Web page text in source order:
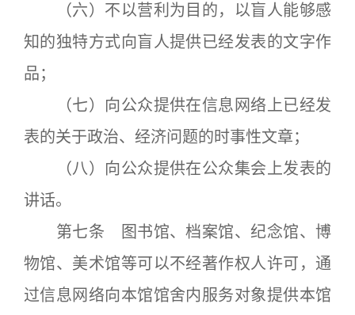
（六）不以营利为目的，以盲人能够感
知的独特方式向盲人提供已经发表的文字作
品；
（七）向公众提供在信息网络上已经发
表的关于政治、经济问题的时事性文章；
（八）向公众提供在公众集会上发表的
讲话。
第七条 图书馆、档案馆、纪念馆、博
物馆、美术馆等可以不经著作权人许可，通
过信息网络向本馆馆舍内服务对象提供本馆